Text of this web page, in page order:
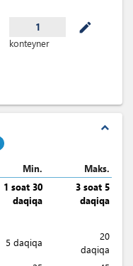
1 mode_edit
konteyner
expand_less
Min. Maks.
1 soat 30
daqiqa
3 soat 5
daqiqa
5 daqiqa
20
daqiqa